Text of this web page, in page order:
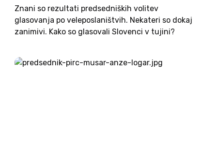
Znani so rezultati predsedniških volitev
glasovanja po veleposlaništvih. Nekateri so dokaj
zanimivi. Kako so glasovali Slovenci v tujini?
veljavnih glasov daleč najbolj izstopa Buenos
Aires, kjer je bilo oddanih 782 glasov v prvem...